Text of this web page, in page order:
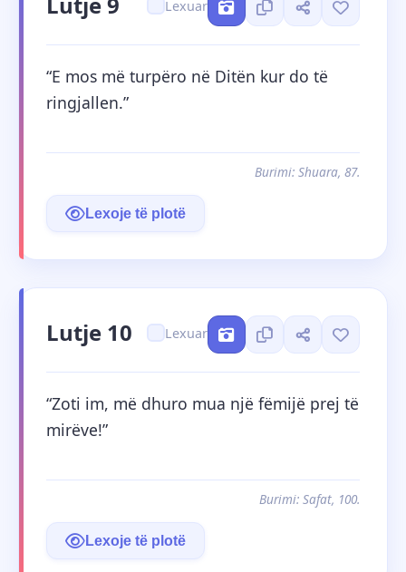
Lexuar
“E mos më turpëro në Ditën kur do të
ringjallen.”
Burimi: Shuara, 87.
Lexoje të plotë
Lutje 10 Lexuar
“Zoti im, më dhuro mua një fëmijë prej të
mirëve!”
Burimi: Safat, 100.
Lexoje të plotë